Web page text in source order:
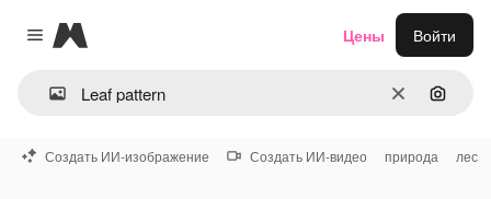
Close menu
Magnific
ОчиститьПоиск
Цены Войти
Создать ИИ-изображение Создать ИИ-видео природа лес